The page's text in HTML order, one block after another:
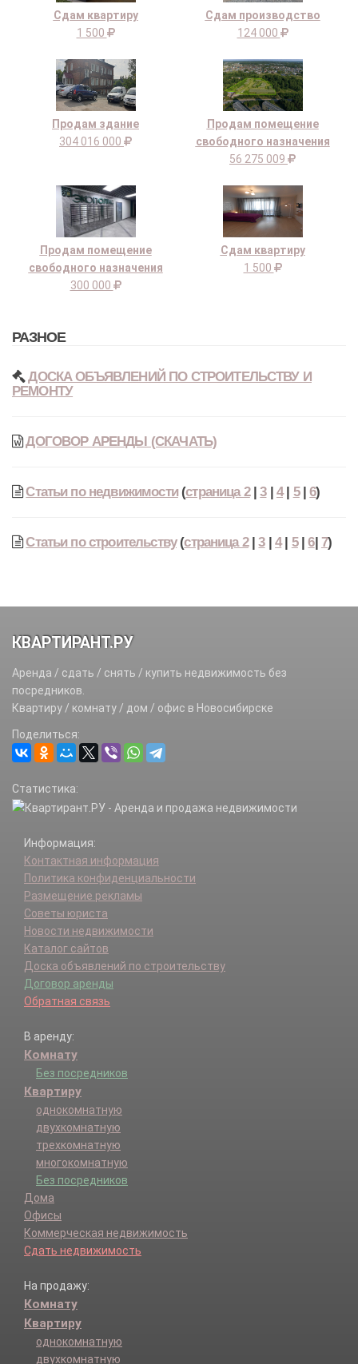
Сдам квартиру
1 500
Сдам производство
124 000
Продам здание
304 016 000
Продам помещение
свободного назначения
56 275 009
Продам помещение
свободного назначения
300 000
Сдам квартиру
1 500
РАЗНОЕ
ДОСКА ОБЪЯВЛЕНИЙ ПО СТРОИТЕЛЬСТВУ И
РЕМОНТУ
ДОГОВОР АРЕНДЫ (СКАЧАТЬ)
Статьи по недвижимости(страница 2|3| 4| 5|6)
Статьи по строительству(страница 2|3|4| 5|6| 7)
КВАРТИРАНТ.РУ
Аренда / сдать / снять / купить недвижимость без
посредников.
Квартиру / комнату / дом / офис в Новосибирске
Поделиться:
Статистика:
Информация:
Контактная информация
Политика конфиденциальности
Размещение рекламы
Советы юриста
Новости недвижимости
Каталог сайтов
Доска объявлений по строительству
Договор аренды
Обратная связь
В аренду:
Комнату
Без посредников
Квартиру
однокомнатную
двухкомнатную
трехкомнатную
многокомнатную
Без посредников
Дома
Офисы
Коммерческая недвижимость
Сдать недвижимость
На продажу:
Комнату
Квартиру
однокомнатную
двухкомнатную